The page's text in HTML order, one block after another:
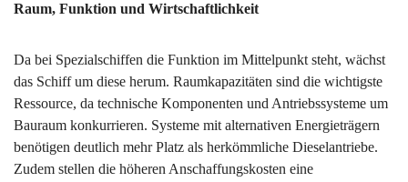
Raum, Funktion und Wirtschaftlichkeit
Da bei Spezialschiffen die Funktion im Mittelpunkt steht, wächst
das Schiff um diese herum. Raumkapazitäten sind die wichtigste
Ressource, da technische Komponenten und Antriebssysteme um
Bauraum konkurrieren. Systeme mit alternativen Energieträgern
benötigen deutlich mehr Platz als herkömmliche Dieselantriebe.
Zudem stellen die höheren Anschaffungskosten eine